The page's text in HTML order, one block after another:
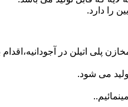
را دارد.
نیاز این نوع از مخازن پلی اتیلن در
می شود.